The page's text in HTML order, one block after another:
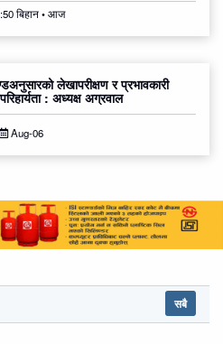
बिहान • आज
लेखापरीक्षण र प्रभावकारी
: अध्यक्ष अग्रवाल
Aug-06
सबै